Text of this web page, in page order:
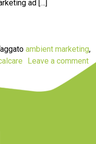
ad […]
ambient marketing,
Leave a comment